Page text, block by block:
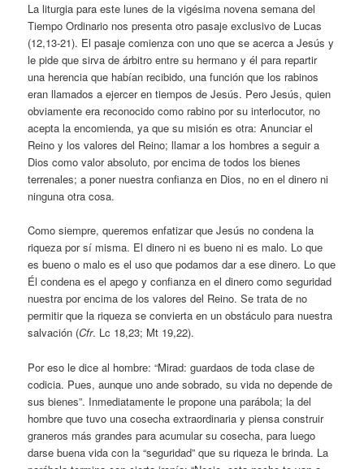
La liturgia para este lunes de la vigésima novena semana del
Tiempo Ordinario nos presenta otro pasaje exclusivo de Lucas
(12,13-21). El pasaje comienza con uno que se acerca a Jesús y
le pide que sirva de árbitro entre su hermano y él para repartir
una herencia que habían recibido, una función que los rabinos
eran llamados a ejercer en tiempos de Jesús. Pero Jesús, quien
obviamente era reconocido como rabino por su interlocutor, no
acepta la encomienda, ya que su misión es otra: Anunciar el
Reino y los valores del Reino; llamar a los hombres a seguir a
Dios como valor absoluto, por encima de todos los bienes
terrenales; a poner nuestra confianza en Dios, no en el dinero ni
ninguna otra cosa.
Como siempre, queremos enfatizar que Jesús no condena la
riqueza por sí misma. El dinero ni es bueno ni es malo. Lo que
es bueno o malo es el uso que podamos dar a ese dinero. Lo que
Él condena es el apego y confianza en el dinero como seguridad
nuestra por encima de los valores del Reino. Se trata de no
permitir que la riqueza se convierta en un obstáculo para nuestra
salvación (Cfr. Lc 18,23; Mt 19,22).
Por eso le dice al hombre: “Mirad: guardaos de toda clase de
codicia. Pues, aunque uno ande sobrado, su vida no depende de
sus bienes”. Inmediatamente le propone una parábola; la del
hombre que tuvo una cosecha extraordinaria y piensa construir
graneros más grandes para acumular su cosecha, para luego
darse buena vida con la “seguridad” que su riqueza le brinda. La